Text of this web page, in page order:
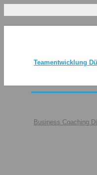
Teamentwicklung
Business Coaching